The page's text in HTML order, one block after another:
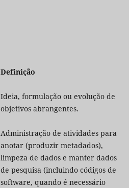
Definição
Ideia, formulação ou evolução de
objetivos abrangentes.
Administração de atividades para
anotar (produzir metadados),
limpeza de dados e manter dados
de pesquisa (incluindo códigos de
software, quando é necessário